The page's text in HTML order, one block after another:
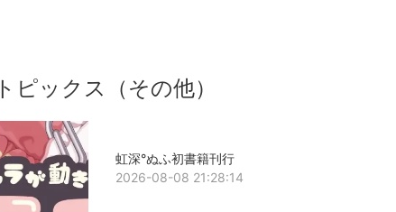
トピックス（その他）
虹深°ぬふ初書籍刊行
2026-08-08 21:28:14